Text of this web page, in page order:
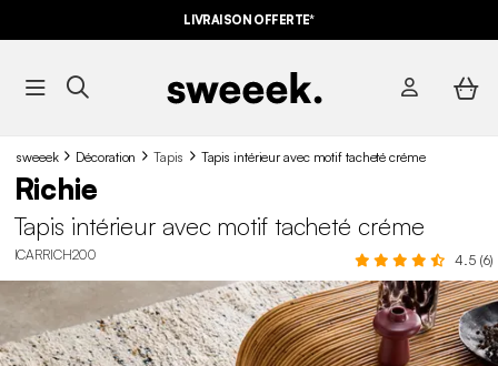
LIVRAISON OFFERTE*
sweeek Décoration Tapis Tapis intérieur avec motif tacheté créme
Richie
Tapis intérieur avec motif tacheté créme
ICARRICH200 4.5 (6)